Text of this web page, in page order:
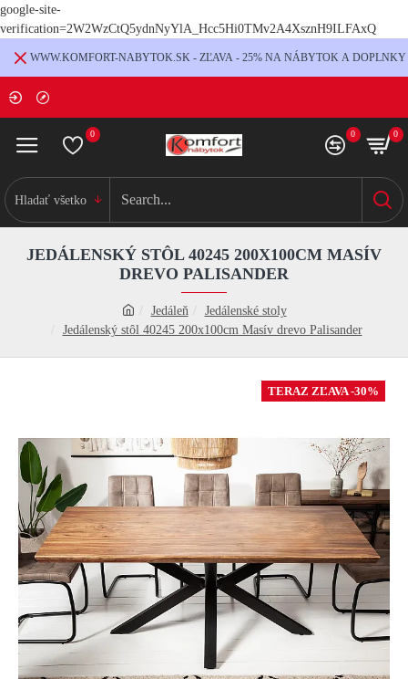
google-site-
verification=2W2WzCtQ5ydnNyYlA_Hcc5Hi0TMv2A4XsznH9ILFAxQ
WWW.KOMFORT-NABYTOK.SK - ZĽAVA - 25% NA NÁBYTOK A DOPLNKY
0 0 0
Hladať všetko
Jedáleň
Jedálenské stoly
Jedálenský stôl 40245 200x100cm Masív drevo Palisander
JEDÁLENSKÝ STÔL 40245 200X100CM MASÍV
DREVO PALISANDER
TERAZ ZĽAVA -30%